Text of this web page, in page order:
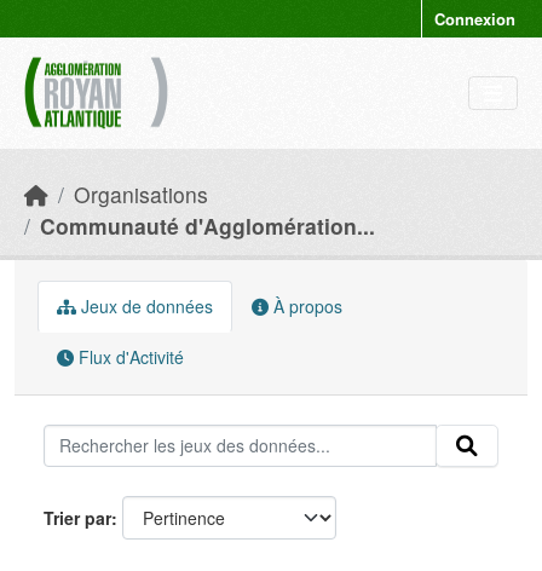
Connexion
Organisations
Communauté d'Agglomération...
Jeux de données À propos
Flux d'Activité
Trier par